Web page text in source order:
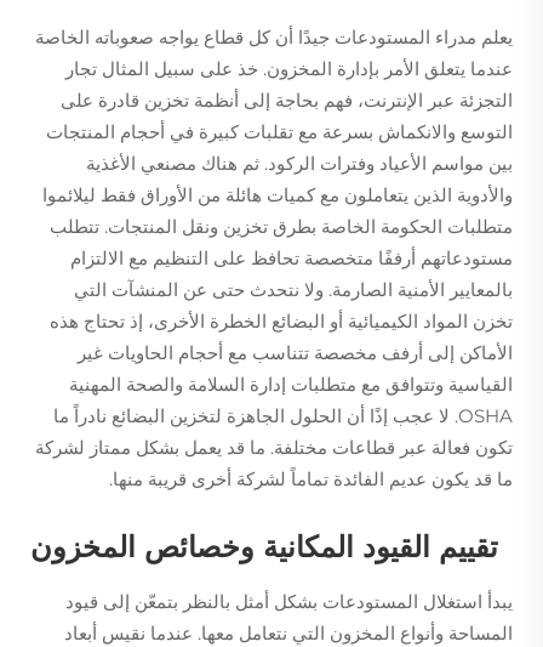
يعلم مدراء المستودعات جيدًا أن كل قطاع يواجه صعوباته الخاصة
عندما يتعلق الأمر بإدارة المخزون. خذ على سبيل المثال تجار
التجزئة عبر الإنترنت، فهم بحاجة إلى أنظمة تخزين قادرة على
التوسع والانكماش بسرعة مع تقلبات كبيرة في أحجام المنتجات
بين مواسم الأعياد وفترات الركود. ثم هناك مصنعي الأغذية
والأدوية الذين يتعاملون مع كميات هائلة من الأوراق فقط ليلائموا
متطلبات الحكومة الخاصة بطرق تخزين ونقل المنتجات. تتطلب
مستودعاتهم أرففًا متخصصة تحافظ على التنظيم مع الالتزام
بالمعايير الأمنية الصارمة. ولا نتحدث حتى عن المنشآت التي
تخزن المواد الكيميائية أو البضائع الخطرة الأخرى، إذ تحتاج هذه
الأماكن إلى أرفف مخصصة تتناسب مع أحجام الحاويات غير
القياسية وتتوافق مع متطلبات إدارة السلامة والصحة المهنية
OSHA. لا عجب إذًا أن الحلول الجاهزة لتخزين البضائع نادراً ما
تكون فعالة عبر قطاعات مختلفة. ما قد يعمل بشكل ممتاز لشركة
ما قد يكون عديم الفائدة تماماً لشركة أخرى قريبة منها.
تقييم القيود المكانية وخصائص المخزون
يبدأ استغلال المستودعات بشكل أمثل بالنظر بتمعّن إلى قيود
المساحة وأنواع المخزون التي نتعامل معها. عندما نقيس أبعاد